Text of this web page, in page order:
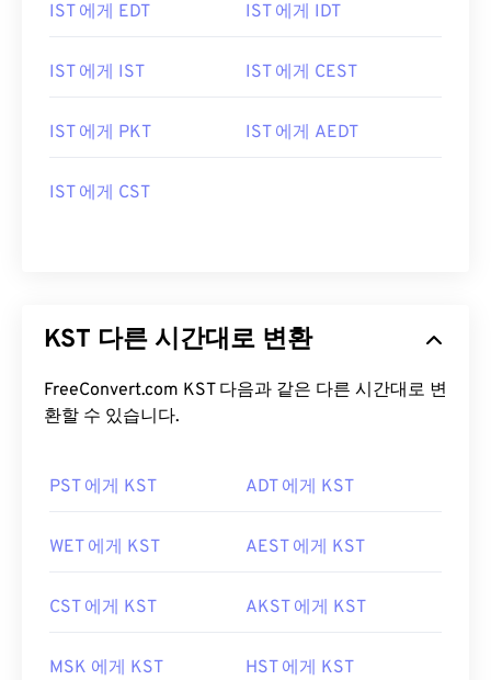
IST 에게 EDT IST 에게 IDT
IST 에게 IST IST 에게 CEST
IST 에게 PKT IST 에게 AEDT
IST 에게 CST
KST 다른 시간대로 변환
FreeConvert.com KST 다음과 같은 다른 시간대로 변
환할 수 있습니다.
PST 에게 KST ADT 에게 KST
WET 에게 KST AEST 에게 KST
CST 에게 KST AKST 에게 KST
MSK 에게 KST HST 에게 KST